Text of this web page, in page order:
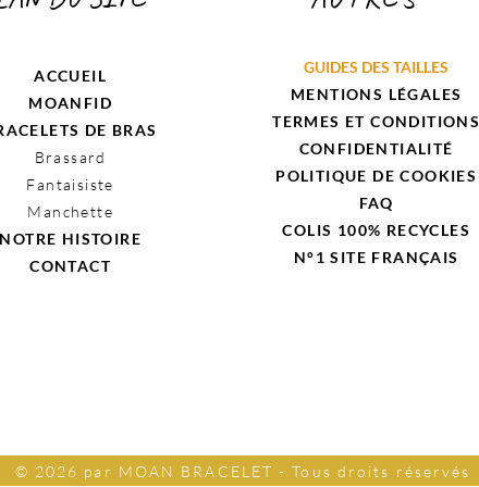
ACCUEIL
MOANFID
DE BRAS
Brassard
Fantaisiste
Manchette
NOTRE HISTOIRE
CONTACT
GUIDES DES TAILLES
MENTIONS LÉGALES
TERMES ET CONDITIONS
CONFIDENTIALITÉ
POLITIQUE DE COOKIES
FAQ
COLIS 100% RECYCLES
N°1 SITE FRANÇAIS
© 2026 par MOAN BRACELET - Tous droits réservés